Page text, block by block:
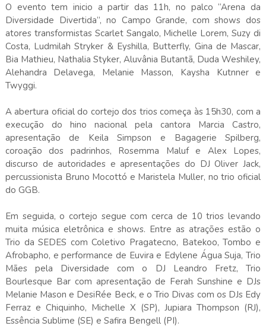
O evento tem inicio a partir das 11h, no palco “Arena da
Diversidade Divertida”, no Campo Grande, com shows dos
atores transformistas Scarlet Sangalo, Michelle Lorem, Suzy di
Costa, Ludmilah Stryker & Eyshilla, Butterfly, Gina de Mascar,
Bia Mathieu, Nathalia Styker, Aluvânia Butantã, Duda Weshiley,
Alehandra Delavega, Melanie Masson, Kaysha Kutnner e
Twyggi.
A abertura oficial do cortejo dos trios começa às 15h30, com a
execução do hino nacional pela cantora Marcia Castro,
apresentação de Keila Simpson e Bagagerie Spilberg,
coroação dos padrinhos, Rosemma Maluf e Alex Lopes,
discurso de autoridades e apresentações do DJ Oliver Jack,
percussionista Bruno Mocottó e Maristela Muller, no trio oficial
do GGB.
Em seguida, o cortejo segue com cerca de 10 trios levando
muita música eletrônica e shows. Entre as atrações estão o
Trio da SEDES com Coletivo Pragatecno, Batekoo, Tombo e
Afrobapho, e performance de Euvira e Edylene Água Suja, Trio
Mães pela Diversidade com o DJ Leandro Fretz, Trio
Bourlesque Bar com apresentação de Ferah Sunshine e DJs
Melanie Mason e DesiRée Beck, e o Trio Divas com os DJs Edy
Ferraz e Chiquinho, Michelle X (SP), Jupiara Thompson (RJ),
Essência Sublime (SE) e Safira Bengell (PI).